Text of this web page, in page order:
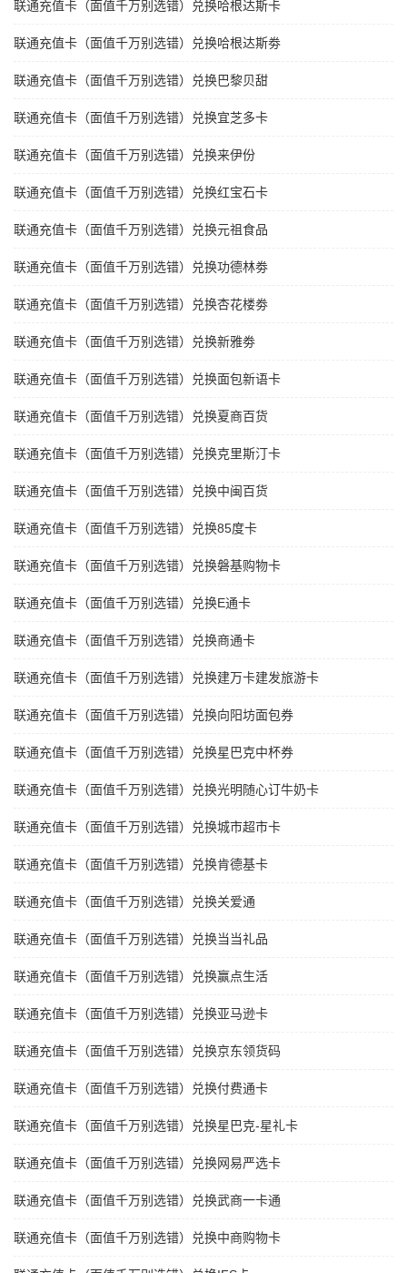
联通充值卡（面值千万别选错）兑换哈根达斯卡
联通充值卡（面值千万别选错）兑换哈根达斯劵
联通充值卡（面值千万别选错）兑换巴黎贝甜
联通充值卡（面值千万别选错）兑换宜芝多卡
联通充值卡（面值千万别选错）兑换来伊份
联通充值卡（面值千万别选错）兑换红宝石卡
联通充值卡（面值千万别选错）兑换元祖食品
联通充值卡（面值千万别选错）兑换功德林劵
联通充值卡（面值千万别选错）兑换杏花楼劵
联通充值卡（面值千万别选错）兑换新雅劵
联通充值卡（面值千万别选错）兑换面包新语卡
联通充值卡（面值千万别选错）兑换夏商百货
联通充值卡（面值千万别选错）兑换克里斯汀卡
联通充值卡（面值千万别选错）兑换中闽百货
联通充值卡（面值千万别选错）兑换85度卡
联通充值卡（面值千万别选错）兑换磐基购物卡
联通充值卡（面值千万别选错）兑换E通卡
联通充值卡（面值千万别选错）兑换商通卡
联通充值卡（面值千万别选错）兑换建万卡建发旅游卡
联通充值卡（面值千万别选错）兑换向阳坊面包券
联通充值卡（面值千万别选错）兑换星巴克中杯券
联通充值卡（面值千万别选错）兑换光明随心订牛奶卡
联通充值卡（面值千万别选错）兑换城市超市卡
联通充值卡（面值千万别选错）兑换肯德基卡
联通充值卡（面值千万别选错）兑换关爱通
联通充值卡（面值千万别选错）兑换当当礼品
联通充值卡（面值千万别选错）兑换赢点生活
联通充值卡（面值千万别选错）兑换亚马逊卡
联通充值卡（面值千万别选错）兑换京东领货码
联通充值卡（面值千万别选错）兑换付费通卡
联通充值卡（面值千万别选错）兑换星巴克-星礼卡
联通充值卡（面值千万别选错）兑换网易严选卡
联通充值卡（面值千万别选错）兑换武商一卡通
联通充值卡（面值千万别选错）兑换中商购物卡